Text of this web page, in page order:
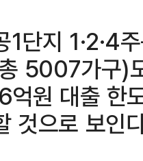
단지 1·2·4
5007가구)
억원 대출 한
것으로 보인